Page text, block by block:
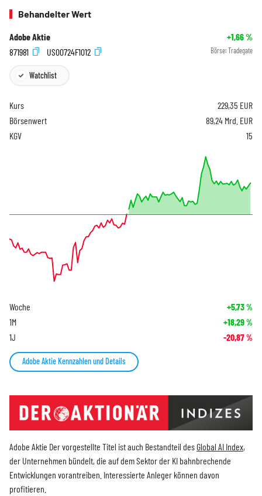
Behandelter Wert
Adobe Aktie +1,66%
871981
US00724F1012 Börse: Tradegate
Watchlist
Kurs 229,35 EUR
Börsenwert
89,24 Mrd. EUR
KGV
15
Woche +5,73%
1M +18,29%
1J -20,87%
Adobe Aktie Kennzahlen und Details
Adobe Aktie Der vorgestellte Titel ist auch Bestandteil desGlobal AI Index,
der Unternehmen bündelt, die auf dem Sektor der KI bahnbrechende
Entwicklungen vorantreiben. Interessierte Anleger können davon
profitieren.